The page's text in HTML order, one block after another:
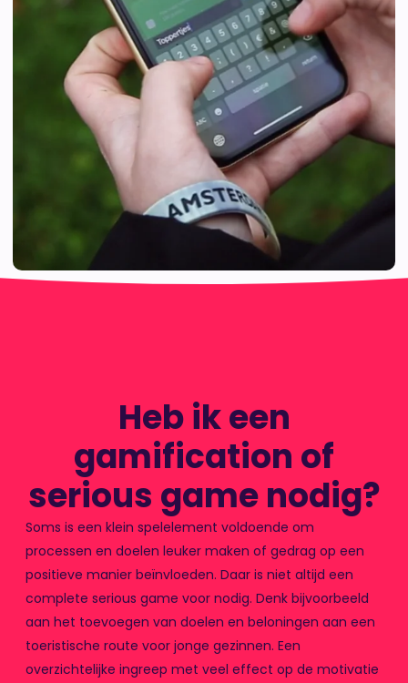
Heb ik een
gamification of
serious game nodig?
Soms is een klein spelelement voldoende om
processen en doelen leuker maken of gedrag op een
positieve manier beïnvloeden. Daar is niet altijd een
complete serious game voor nodig. Denk bijvoorbeeld
aan het toevoegen van doelen en beloningen aan een
toeristische route voor jonge gezinnen. Een
overzichtelijke ingreep met veel effect op de motivatie